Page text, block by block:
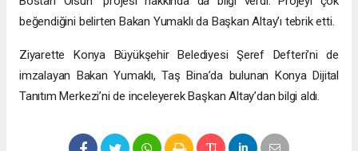
beğendiğini belirten Bakan Yumaklı da Başkan Altay’ı tebrik etti.
Ziyarette Konya Büyükşehir Belediyesi Şeref Defteri’ni de
imzalayan Bakan Yumaklı, Taş Bina’da bulunan Konya Dijital
Tanıtım Merkezi’ni de inceleyerek Başkan Altay’dan bilgi aldı.